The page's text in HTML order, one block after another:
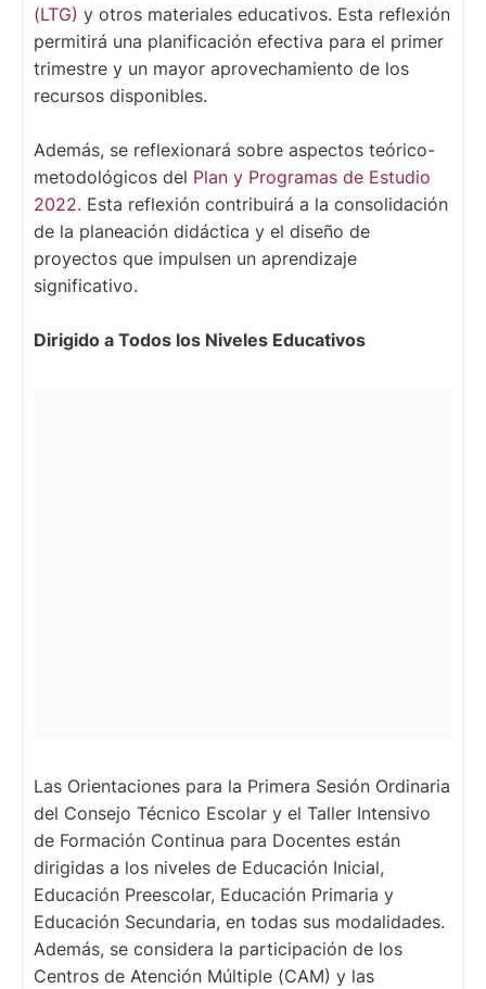
(LTG) y otros materiales educativos. Esta reflexión
permitirá una planificación efectiva para el primer
trimestre y un mayor aprovechamiento de los
recursos disponibles.
Además, se reflexionará sobre aspectos teórico-
metodológicos del Plan y Programas de Estudio
2022. Esta reflexión contribuirá a la consolidación
de la planeación didáctica y el diseño de
proyectos que impulsen un aprendizaje
significativo.
Dirigido a Todos los Niveles Educativos
Las Orientaciones para la Primera Sesión Ordinaria
del Consejo Técnico Escolar y el Taller Intensivo
de Formación Continua para Docentes están
dirigidas a los niveles de Educación Inicial,
Educación Preescolar, Educación Primaria y
Educación Secundaria, en todas sus modalidades.
Además, se considera la participación de los
Centros de Atención Múltiple (CAM) y las